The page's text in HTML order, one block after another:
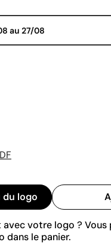
au 27/08
logo
votre logo ? Vous
dans le panier.